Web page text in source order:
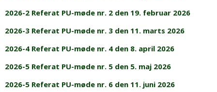
2026-2 Referat PU-møde nr. 2 den 19. februar 2026
2026-3 Referat PU-møde nr. 3 den 11. marts 2026
2026-4 Referat PU-møde nr. 4 den 8. april 2026
2026-5 Referat PU-møde nr. 5 den 5. maj 2026
2026-5 Referat PU-møde nr. 6 den 11. juni 2026